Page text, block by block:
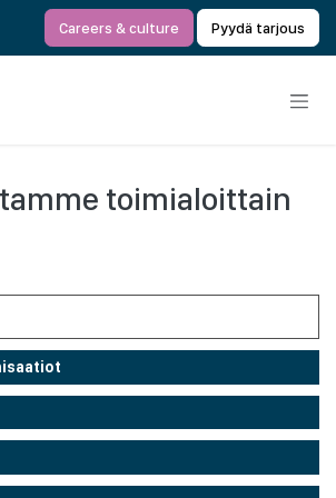
Careers & culture Pyydä tarjous
toimialoittain